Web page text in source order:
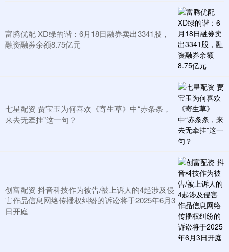
富腾优配 XD绿的谐：6月18日融券卖出3341股，
融资融券余额8.75亿元
七星配资 贾宝玉为何喜欢《寄生草》中“赤条条，
来去无牵挂”这一句？
创富配资 抖音科技作为被告/被上诉人的4起涉及侵
害作品信息网络传播权纠纷的诉讼将于2025年6月3
日开庭